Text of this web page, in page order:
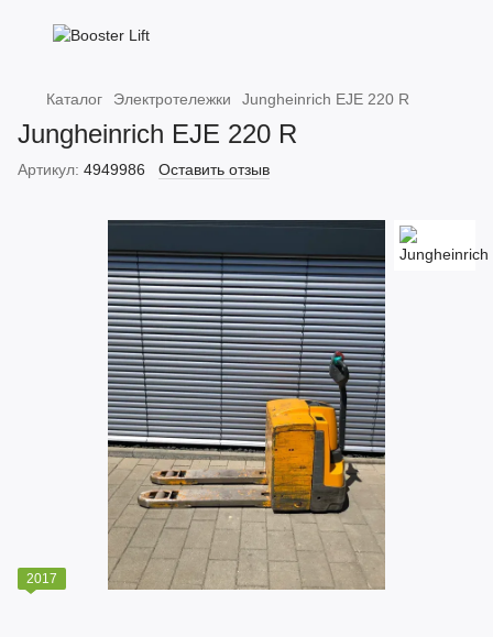
Каталог Электротележки Jungheinrich EJE 220 R
Jungheinrich EJE 220 R
Артикул: 4949986 Оставить отзыв
2017